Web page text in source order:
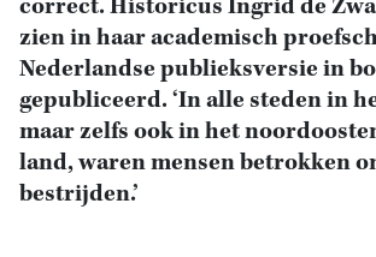
correct. Historicus Ingrid de
zien in haar academisch
Nederlandse publieksversie in
gepubliceerd. ‘In alle steden in
maar zelfs ook in het
land, waren mensen betrokken
bestrijden.’